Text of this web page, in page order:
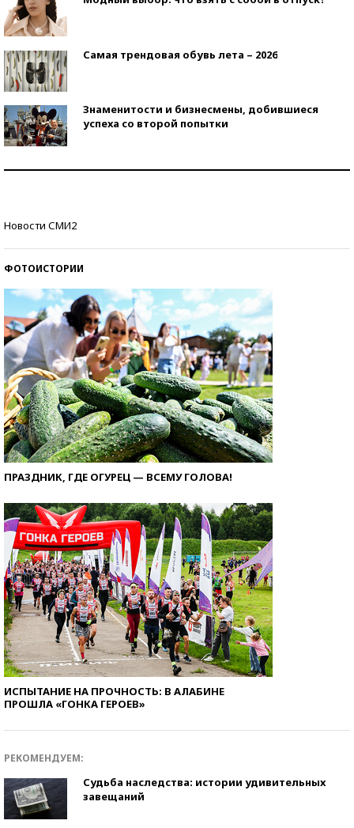
Самая трендовая обувь лета – 2026
Знаменитости и бизнесмены, добившиеся
успеха со второй попытки
Новости СМИ2
ФОТОИСТОРИИ
ПРАЗДНИК, ГДЕ ОГУРЕЦ — ВСЕМУ ГОЛОВА!
ИСПЫТАНИЕ НА ПРОЧНОСТЬ: В АЛАБИНЕ
ПРОШЛА «ГОНКА ГЕРОЕВ»
РЕКОМЕНДУЕМ:
Судьба наследства: истории удивительных
завещаний